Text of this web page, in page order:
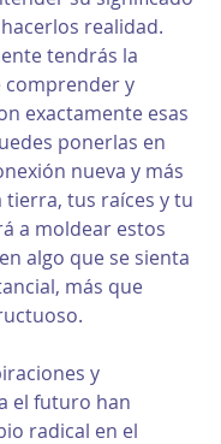
realidad.
tendrás la
y
exactamente esas
ponerlas en
nueva y más
tus raíces y tu
a moldear estos
algo que se sienta
más que
y
el futuro han
radical en el